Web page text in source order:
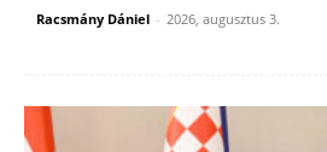
Racsmány Dániel - 2026, augusztus 3.